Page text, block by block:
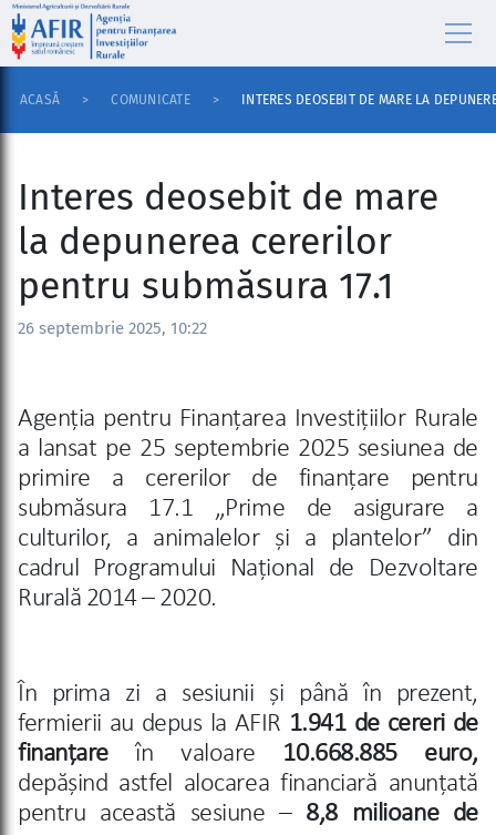
ACASĂ COMUNICATE INTERES DEOSEBIT DE MARE LA
Interes deosebit de mare
la depunerea cererilor
pentru submăsura 17.1
26 septembrie 2025, 10:22
Agenția pentru Finanțarea Investițiilor Rurale
a lansat pe 25 septembrie 2025 sesiunea de
primire a cererilor de finanțare pentru
submăsura 17.1 „Prime de asigurare a
culturilor, a animalelor și a plantelor” din
cadrul Programului Național de Dezvoltare
Rurală 2014 – 2020.
În prima zi a sesiunii și până în prezent,
fermierii au depus la AFIR 1.941 de cereri de
finanțareîn valoare 10.668.885 euro,
depășind astfel alocarea financiară anunțată
pentru această sesiune – 8,8 milioane de